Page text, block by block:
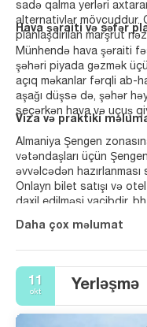
sadə qalma yerləri
alternativlər mövcuddur.
planlaşdırılan marşrut
Hava şəraiti və səfər
Münhendə hava şəraiti
şəhəri piyada gəzmək
açıq məkanlar fərqli ab-
aşağı düşsə də, şəhər
seçərkən hava və uçuş
Viza və praktiki
Almaniya Şengen
vətəndaşları üçün
əvvəlcədən
Onlayn bilet satışı və
daxil edilməsi vacibdir.
Daha çox məlumat
11
okt Yerləşmə